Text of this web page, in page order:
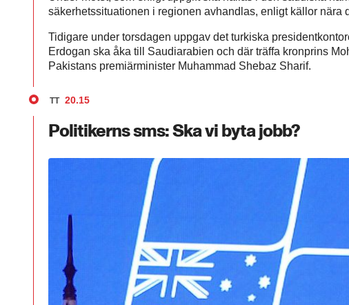
säkerhetssituationen i regionen avhandlas, enligt källor nära
Tidigare under torsdagen uppgav det turkiska
Erdogan ska åka till Saudiarabien och där träffa kronprins
Pakistans premiärminister Muhammad Shebaz Sharif.
TT 20.15
Politikerns sms: Ska vi byta jobb?